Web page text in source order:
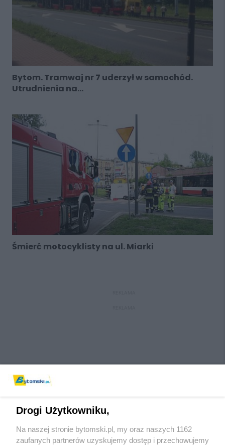
Bytom. Tramwaj nr 7 uderzył w samochód.
Utrudnienia na...
Śmierć motocyklisty na ul. Miarki
Wydawca mediów lokalnych
Drogi Użytkowniku,
Na naszej stronie bytomski.pl, my oraz naszych 1162
zaufanych partnerów uzyskujemy dostęp i przechowujemy